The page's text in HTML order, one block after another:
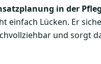
in der
einfach Lücken. Er
und sorgt